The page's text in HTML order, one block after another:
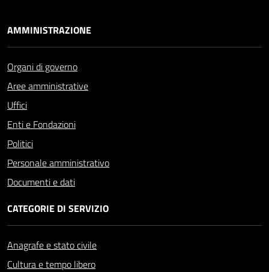
AMMINISTRAZIONE
Organi di governo
Aree amministrative
Uffici
Enti e Fondazioni
Politici
Personale amministrativo
Documenti e dati
CATEGORIE DI SERVIZIO
Anagrafe e stato civile
Cultura e tempo libero